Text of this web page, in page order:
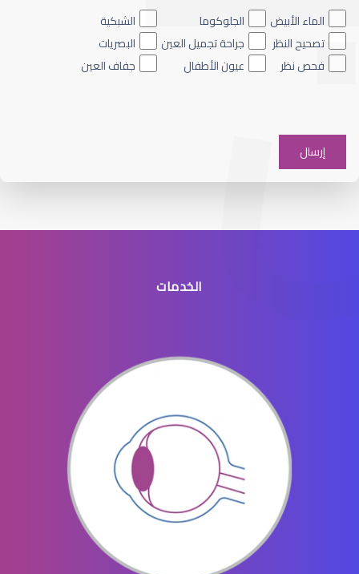
الماء الأزرق داخل العين
الماء الأزرق في العيون
الماء الازرق بالعين
الماء الأبيض
الجلوكوما
الشبكية
تصحيح النظر
جراحة تجميل العين
البصريات
فحص نظر
عيون الأطفال جفاف العين
الخدمات